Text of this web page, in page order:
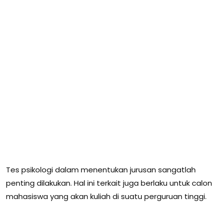
Tes psikologi dalam menentukan jurusan sangatlah
penting dilakukan. Hal ini terkait juga berlaku untuk calon
mahasiswa yang akan kuliah di suatu perguruan tinggi.